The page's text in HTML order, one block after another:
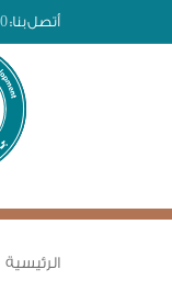
أتصل بنا:
الرئيسية